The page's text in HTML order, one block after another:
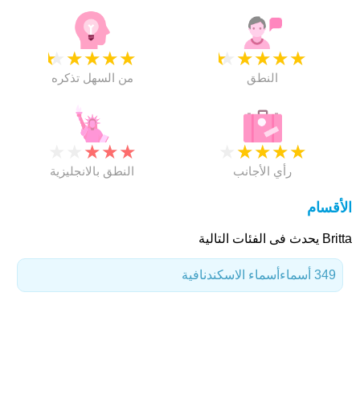
★
★
★
★
★
من السهل تذكره
★
★
★
★
★
النطق
★
★
★
النطق بالانجليزية
★
★
★
★
رأي الأجانب
الأقسام
Britta يحدث فى الفئات التالية
أسماء الاسكندنافية 349 أسماء